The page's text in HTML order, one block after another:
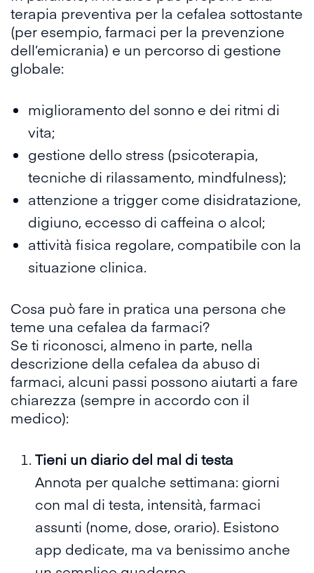
terapia preventiva per la cefalea sottostante
(per esempio, farmaci per la prevenzione
dell’emicrania) e un percorso di gestione
globale:
miglioramento del sonno e dei ritmi di
vita;
gestione dello stress (psicoterapia,
tecniche di rilassamento, mindfulness);
attenzione a trigger come disidratazione,
digiuno, eccesso di caffeina o alcol;
attività fisica regolare, compatibile con la
situazione clinica.
Cosa può fare in pratica una persona che
teme una cefalea da farmaci?
Se ti riconosci, almeno in parte, nella
descrizione della cefalea da abuso di
farmaci, alcuni passi possono aiutarti a fare
chiarezza (sempre in accordo con il
medico):
Tieni un diario del mal di testa
Annota per qualche settimana: giorni
con mal di testa, intensità, farmaci
assunti (nome, dose, orario). Esistono
app dedicate, ma va benissimo anche